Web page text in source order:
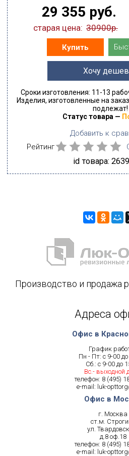
29 355 руб.
старая цена: 30900р.
Купить
Хочу
Сроки изготовления: 11-13
Изделия, изготовленные на
подлежат!
Статус товара —
Добавить к
Рейтинг
id товара:
Производство и продажа
Адреса
Офис в
График
Пн - Пт: с 9-00
Сб.: с 9-00 до
Вс.- выходной
телефон: 8 (495)
e-mail: luk-
Офис в
г. Москва
ст.м.
ул.
д.8 оф.18
телефон: 8 (495)
e-mail: luk-